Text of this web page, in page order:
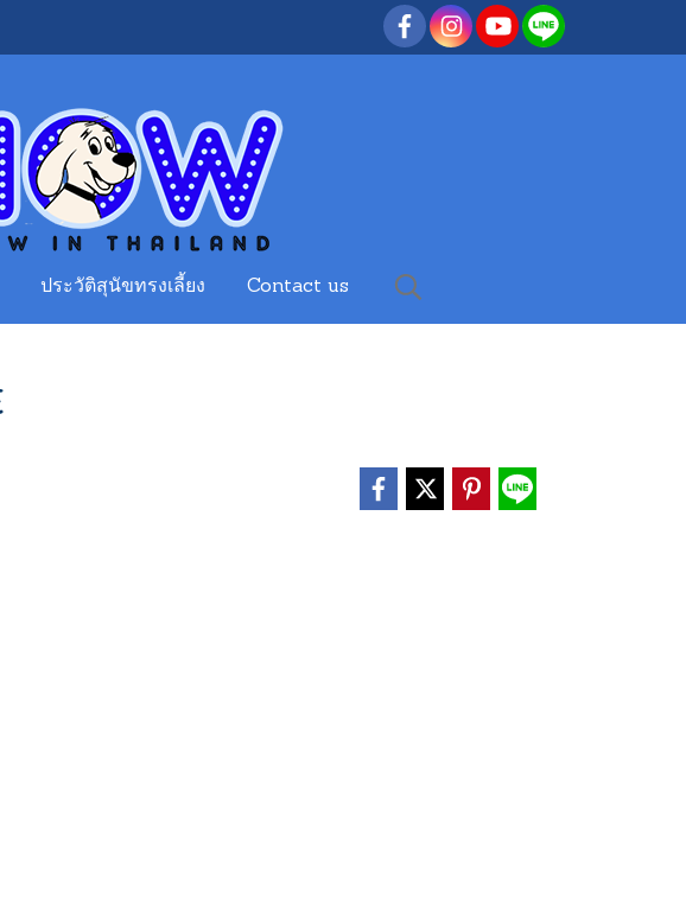
ประวัติสุนัขทรงเลี้ยง Contact us